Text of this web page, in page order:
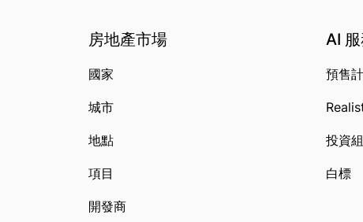
房地產市場
國家
城市
地點
項目
開發商
AI
預售
投資
白標